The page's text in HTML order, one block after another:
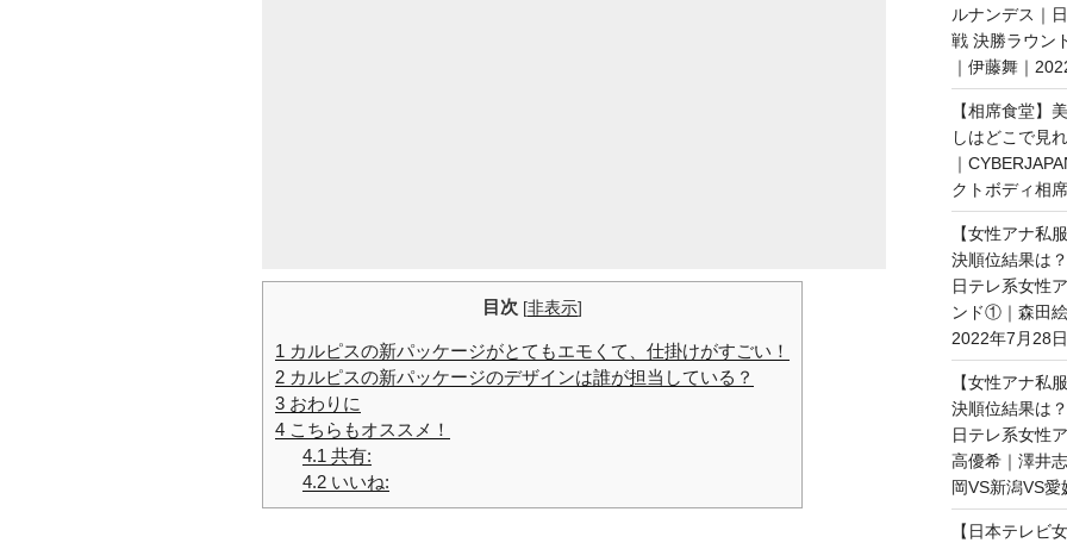
目次 [非表示]
1 カルピスの新パッケージがとてもエモくて、仕掛けがすごい！
2 カルピスの新パッケージのデザインは誰が担当している？
3 おわりに
4 こちらもオススメ！
4.1共有:
4.2いいね:
ルナンデス｜
戦 決勝ラウン
｜伊藤舞｜
【相席食堂】
しはどこで見
｜
クトボディ相
【女性アナ私
決順位結果は
日テレ系女性
ンド①｜森田
2022年7月28
【女性アナ私
決順位結果は
日テレ系女性
高優希｜澤井
岡VS新潟VS
【日本テレビ